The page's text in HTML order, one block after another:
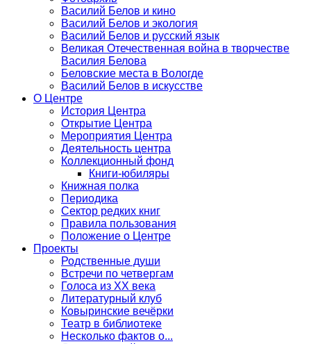
Василий Белов и кино
Василий Белов и экология
Василий Белов и русский язык
Великая Отечественная война в творчестве
Василия Белова
Беловские места в Вологде
Василий Белов в искусстве
О Центре
История Центра
Открытие Центра
Мероприятия Центра
Деятельность центра
Коллекционный фонд
Книги-юбиляры
Книжная полка
Периодика
Сектор редких книг
Правила пользования
Положение о Центре
Проекты
Родственные души
Встречи по четвергам
Голоса из ХХ века
Литературный клуб
Ковыринские вечёрки
Театр в библиотеке
Несколько фактов о...